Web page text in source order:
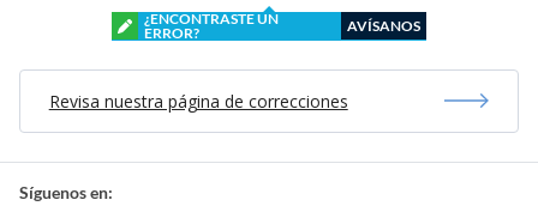
¿ENCONTRASTE UN
ERROR?
AVÍSANOS
Revisa nuestra página de correcciones
Síguenos en: